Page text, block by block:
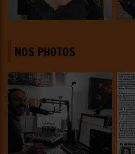
NOS PHOTOS